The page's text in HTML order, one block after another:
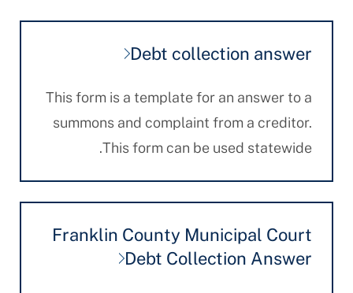
Debt collection answer
This form is a template for an answer to a
summons and complaint from a creditor.
This form can be used statewide.
Franklin County Municipal Court
Debt Collection Answer